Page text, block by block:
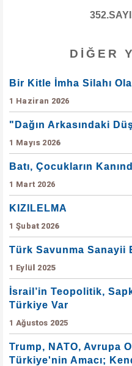
DIĞER
Bir Kitle İmha Silahı
1 Haziran 2026
"Dağın Arkasındaki
1 Mayıs 2026
Batı, Çocukların
1 Mart 2026
KIZILELMA
1 Şubat 2026
Türk Savunma Sanayii
1 Eylül 2025
İsrail’in Teopolitik,
Türkiye Var
1 Ağustos 2025
Trump, NATO, Avrupa
Türkiye'nin Amacı;